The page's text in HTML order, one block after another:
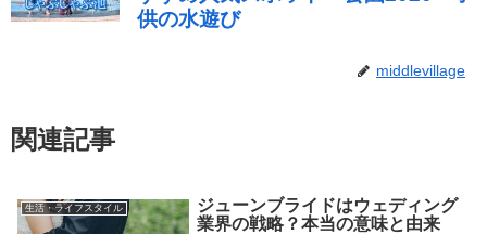
middlevillage
関連記事
生活・ライフスタイル
ジューンブライドはウェディング
業界の戦略？本当の意味と由来